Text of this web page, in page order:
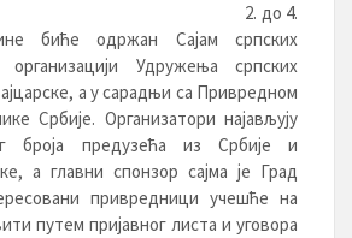
2. до 4.
биће одржан Сајам српских
Удружења српских
а у сарадњи са Привредном
Србије. Организатори најављују
броја предузећа из Србије и
а главни спонзор сајма је Град
привредници учешће на
путем пријавног листа и уговора